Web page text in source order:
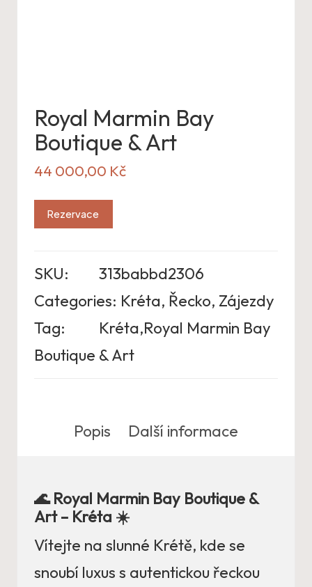
Royal Marmin Bay
Boutique & Art
44 000,00 Kč
Rezervace
SKU:
313babbd2306
Categories: Kréta, Řecko, Zájezdy
Tag:
Kréta,Royal Marmin Bay
Boutique & Art
Popis Další informace
🌊 Royal Marmin Bay Boutique &
Art – Kréta ☀️
Vítejte na slunné Krétě, kde se
snoubí luxus s autentickou řeckou